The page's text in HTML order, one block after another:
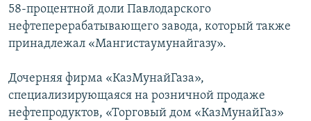
58-процентной доли Павлодарского
нефтеперерабатывающего завода, который также
принадлежал «Мангистаумунайгазу».
Дочерняя фирма «КазМунайГаза»,
специализирующаяся на розничной продаже
нефтепродуктов, «Торговый дом «КазМунайГаз»